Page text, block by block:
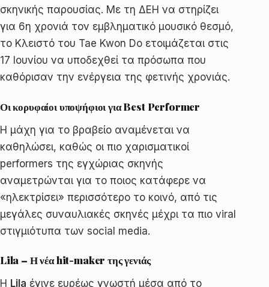
σκηνικής παρουσίας. Με τη ΔΕΗ να στηρίζει
για 6η χρονιά τον εμβληματικό μουσικό θεσμό,
το Κλειστό του Tae Kwon Do ετοιμάζεται στις
17 Ιουνίου να υποδεχθεί τα πρόσωπα που
καθόρισαν την ενέργεια της φετινής χρονιάς.
Οι κορυφαίοι υποψήφιοι για Best Performer
Η μάχη για το βραβείο αναμένεται να
καθηλώσει, καθώς οι πιο χαρισματικοί
performers της εγχώριας σκηνής
αναμετρώνται για το ποιος κατάφερε να
«ηλεκτρίσει» περισσότερο το κοινό, από τις
μεγάλες συναυλιακές σκηνές μέχρι τα πιο viral
στιγμιότυπα των social media.
Lila – Η νέα hit-maker της γενιάς
Η Lila έγινε ευρέως γνωστή μέσα από το